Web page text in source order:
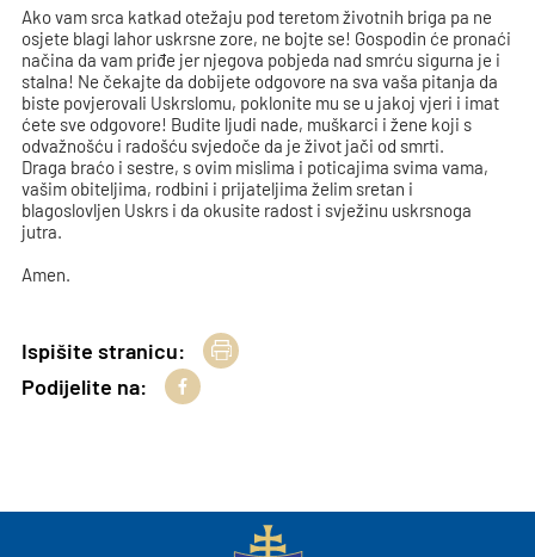
Ako vam srca katkad otežaju pod teretom životnih briga pa ne
osjete blagi lahor uskrsne zore, ne bojte se! Gospodin će pronaći
načina da vam priđe jer njegova pobjeda nad smrću sigurna je i
stalna! Ne čekajte da dobijete odgovore na sva vaša pitanja da
biste povjerovali Uskrslomu, poklonite mu se u jakoj vjeri i imat
ćete sve odgovore! Budite ljudi nade, muškarci i žene koji s
odvažnošću i radošću svjedoče da je život jači od smrti.
Draga braćo i sestre, s ovim mislima i poticajima svima vama,
vašim obiteljima, rodbini i prijateljima želim sretan i
blagoslovljen Uskrs i da okusite radost i svježinu uskrsnoga
jutra.
Amen.
Ispišite stranicu:
Podijelite na: